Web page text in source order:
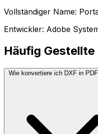
Vollständiger Name:
Entwickler: Adobe
Häufig Gestellte
Wie konvertiere ich DXF in